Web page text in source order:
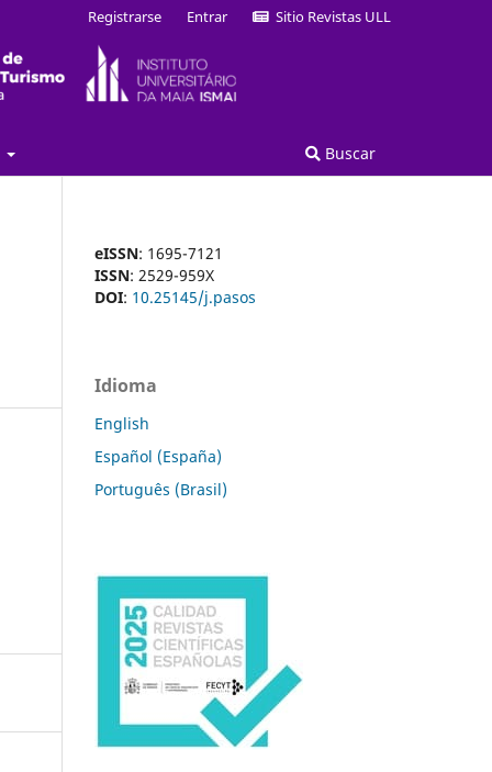
Buscar
Registrarse Entrar Sitio Revistas ULL
eISSN: 1695-7121
ISSN: 2529-959X
DOI: 10.25145/j.pasos
Idioma
English
Español (España)
Português (Brasil)